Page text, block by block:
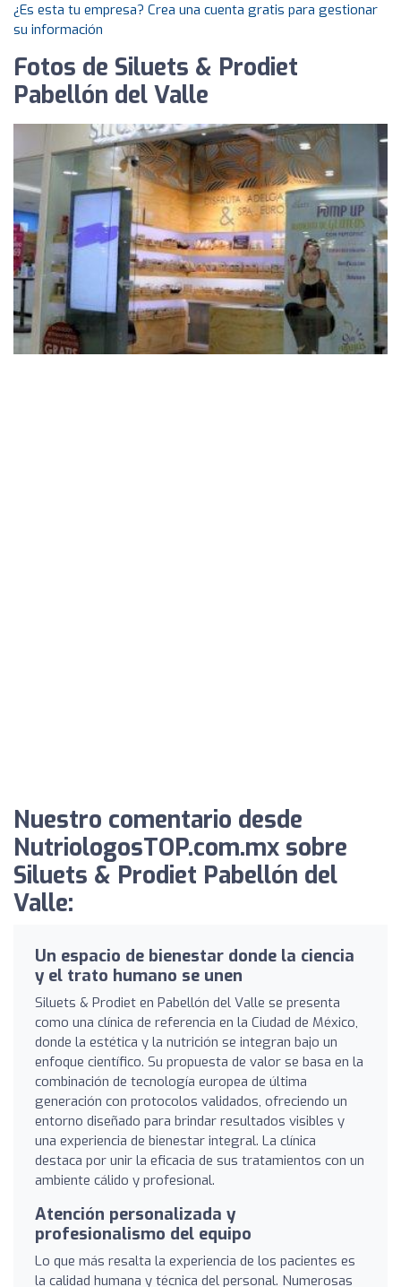
¿Es esta tu empresa? Crea una cuenta gratis para gestionar
su información
Fotos de Siluets & Prodiet
Pabellón del Valle
Nuestro comentario desde
NutriologosTOP.com.mx sobre
Siluets & Prodiet Pabellón del
Valle:
Un espacio de bienestar donde la ciencia
y el trato humano se unen
Siluets & Prodiet en Pabellón del Valle se presenta
como una clínica de referencia en la Ciudad de México,
donde la estética y la nutrición se integran bajo un
enfoque científico. Su propuesta de valor se basa en la
combinación de tecnología europea de última
generación con protocolos validados, ofreciendo un
entorno diseñado para brindar resultados visibles y
una experiencia de bienestar integral. La clínica
destaca por unir la eficacia de sus tratamientos con un
ambiente cálido y profesional.
Atención personalizada y
profesionalismo del equipo
Lo que más resalta la experiencia de los pacientes es
la calidad humana y técnica del personal. Numerosas